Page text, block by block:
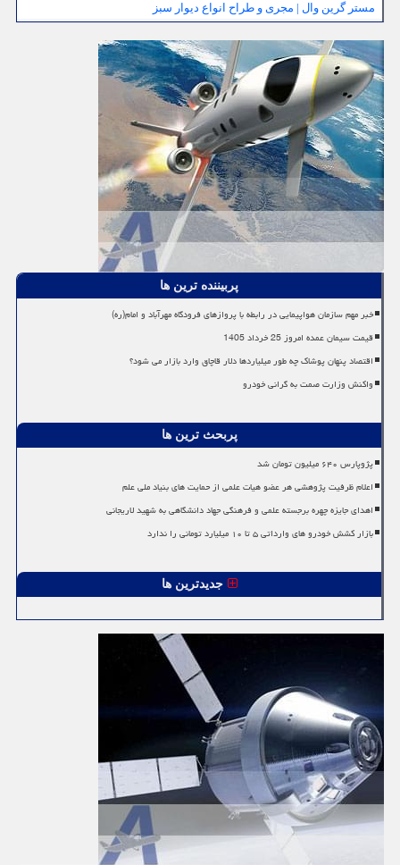
مستر گرین وال | مجری و طراح انواع دیوار سبز
پربیننده ترین ها
خبر مهم سازمان هواپیمایی در رابطه با پروازهای فرودگاه مهرآباد و امام(ره)
قیمت سیمان عمده امروز 25 خرداد 1405
اقتصاد پنهان پوشاک چه طور میلیاردها دلار قاچاق وارد بازار می شود؟
واکنش وزارت صمت به گرانی خودرو
پربحث ترین ها
پژوپارس ۶۴۰ میلیون تومان شد
اعلام ظرفیت پژوهشی هر عضو هیات علمی از حمایت های بنیاد ملی علم
اهدای جایزه چهره برجسته علمی و فرهنگی جهاد دانشگاهی به شهید لاریجانی
بازار کشش خودرو های وارداتی ۵ تا ۱۰ میلیارد تومانی را ندارد
جدیدترین ها